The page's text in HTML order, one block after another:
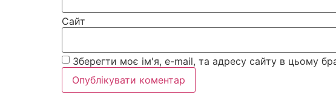
Сайт
Зберегти моє ім'я, e-mail, та адресу сайту в цьому